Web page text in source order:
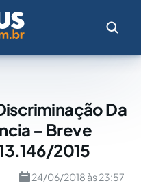
Da
– Breve
2015
24/06/2018 às 23:57